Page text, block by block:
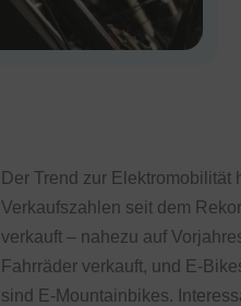
Der Trend zur
Verkaufszahlen seit dem
verkauft – nahezu auf
Fahrräder verkauft, und E-
sind E-Mountainbikes.